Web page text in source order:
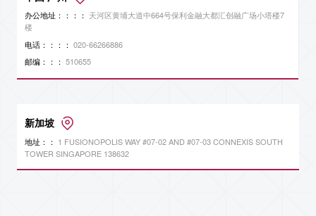
办公地址：：：： 天河区黄埔大道中664号保利金融大都汇创融广场小塔楼7
楼
电话：：：： 020-66266886
邮编：：： 510655
新加坡
地址：： 1 FUSIONOPOLIS WAY #07-02 AND #07-03 CONNEXIS SOUTH
TOWER SINGAPORE 138632